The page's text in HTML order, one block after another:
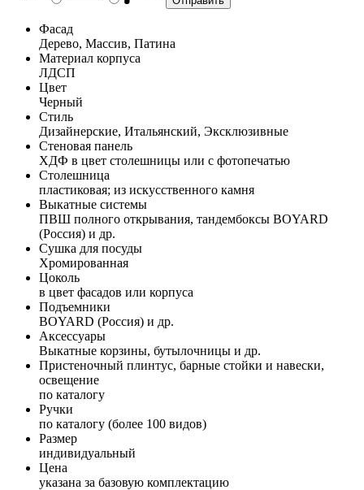
Фасад
Дерево, Массив, Патина
Материал корпуса
ЛДСП
Цвет
Черный
Стиль
Дизайнерские, Итальянский, Эксклюзивные
Стеновая панель
ХДФ в цвет столешницы или с фотопечатью
Столешница
пластиковая; из искусственного камня
Выкатные системы
ПВШ полного открывания, тандембоксы BOYARD
(Россия) и др.
Сушка для посуды
Хромированная
Цоколь
в цвет фасадов или корпуса
Подъемники
BOYARD (Россия) и др.
Аксессуары
Выкатные корзины, бутылочницы и др.
Пристеночный плинтус, барные стойки и навески,
освещение
по каталогу
Ручки
по каталогу (более 100 видов)
Размер
индивидуальный
Цена
указана за базовую комплектацию